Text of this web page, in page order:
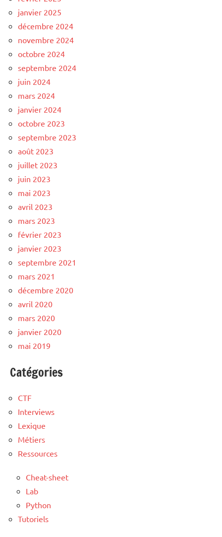
janvier 2025
décembre 2024
novembre 2024
octobre 2024
septembre 2024
juin 2024
mars 2024
janvier 2024
octobre 2023
septembre 2023
août 2023
juillet 2023
juin 2023
mai 2023
avril 2023
mars 2023
février 2023
janvier 2023
septembre 2021
mars 2021
décembre 2020
avril 2020
mars 2020
janvier 2020
mai 2019
Catégories
CTF
Interviews
Lexique
Métiers
Ressources
Cheat-sheet
Lab
Python
Tutoriels